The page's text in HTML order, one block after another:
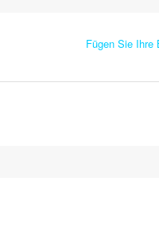
Fügen Sie Ihre